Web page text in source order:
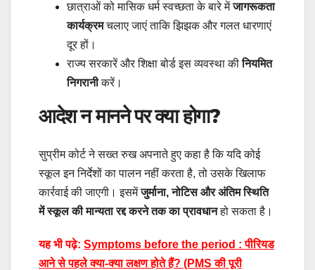
छात्राओं को मासिक धर्म स्वच्छता के बारे मेंजागरूकता
कार्यक्रमचलाए जाएं ताकि झिझक और गलत धारणाएं
दूर हों।
राज्य सरकारें और शिक्षा बोर्ड इस व्यवस्था कीनियमित
निगरानीकरें।
आदेश न मानने पर क्या होगा?
सुप्रीम कोर्ट ने सख्त रुख अपनाते हुए कहा है कि यदि कोई
स्कूल इन निर्देशों का पालन नहीं करता है, तो उसके खिलाफ
कार्रवाई की जाएगी। इसमेंजुर्माना, नोटिस और अंतिम स्थिति
में स्कूल की मान्यता रद्द करने तक का प्रावधानहो सकता है।
यह भी पढ़े: Symptoms before the period : पीरियड
आने से पहले क्या-क्या लक्षण होते हैं? (PMS की पूरी